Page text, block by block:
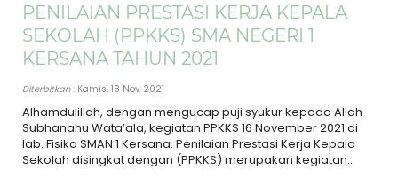
PENILAIAN PRESTASI KERJA KEPALA
SEKOLAH (PPKKS) SMA NEGERI 1
KERSANA TAHUN 2021
Diterbitkan: Kamis, 18 Nov 2021
Alhamdulillah, dengan mengucap puji syukur kepada Allah
Subhanahu Wata’ala, kegiatan PPKKS 16 November 2021 di
lab. Fisika SMAN 1 Kersana. Penilaian Prestasi Kerja Kepala
Sekolah disingkat dengan (PPKKS) merupakan kegiatan..